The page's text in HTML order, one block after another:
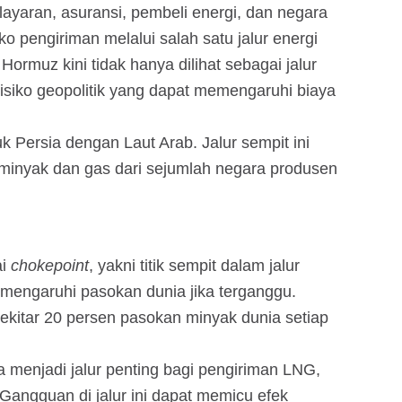
asuransi, pembeli energi, dan negara
pengiriman melalui salah satu jalur energi
kini tidak hanya dilihat sebagai jalur
geopolitik yang dapat memengaruhi biaya
Persia dengan Laut Arab. Jalur sempit ini
dan gas dari sejumlah negara produsen
chokepoint, yakni titik sempit dalam jalur
pasokan dunia jika terganggu.
20 persen pasokan minyak dunia setiap
menjadi jalur penting bagi pengiriman LNG,
di jalur ini dapat memicu efek